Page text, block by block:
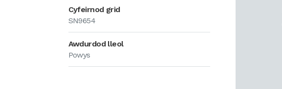
Cyfeirnod grid
SN9654
Awdurdod lleol
Powys